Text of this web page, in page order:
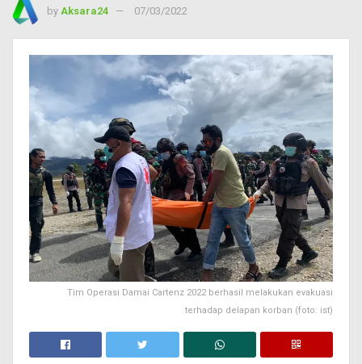
by Aksara24 07/03/2022
Tim Operasi Damai Cartenz 2022 berhasil melakukan evakuasi
terhadap delapan korban (foto: ist)